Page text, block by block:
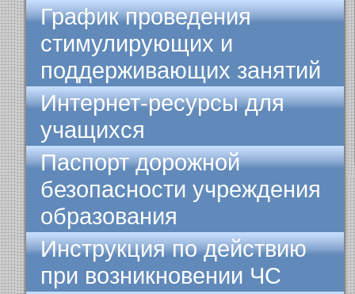
График проведения
стимулирующих и
поддерживающих занятий
Интернет-ресурсы для
учащихся
Паспорт дорожной
безопасности учреждения
образования
Инструкция по действию
при возникновении ЧС